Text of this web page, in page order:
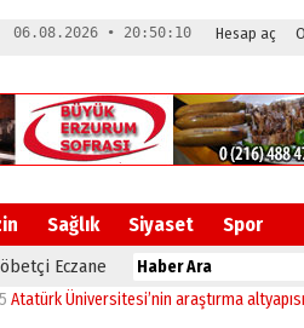
Hesap aç
06.08.2026 • 20:50:11
Sağlık Siyaset Spor
Eczane
Üniversitesi’nin araştırma altyapısına